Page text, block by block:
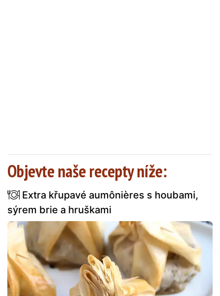
Objevte naše recepty níže:
Extra křupavé aumônières s houbami,
sýrem brie a hruškami